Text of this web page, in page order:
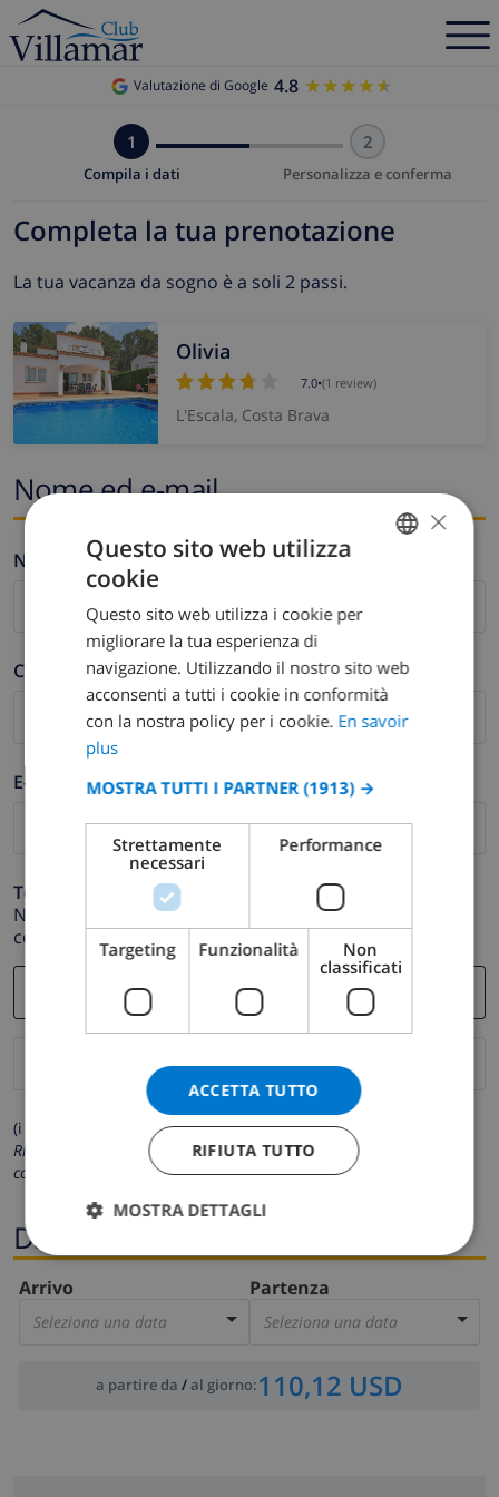
Valutazione di Google 4.8 ★★★★★
★★★★★
1
Compila i dati
2
Personalizza e conferma
Completa la tua prenotazione
La tua vacanza da sogno è a soli 2 passi.
Olivia
7.0•(1 review)
L'Escala, Costa Brava
Nome ed e-mail
Nome *
Cognome *
E-mail *
Telefono *
Nel caso in cui il tuo indirizzo email non funzioni
correttamente.
(i campi contrassegnati con * sono obbligatori)
Rispettiamo la tua privacy. I tuoi dati personali non saranno mai
condivisi con gli altri.
Date
Arrivo
Seleziona una data
Partenza
Seleziona una data
a partire da /al giorno:110,12 USD
DUTCH
SPANISH
GERMAN
DANISH
NORWEGIAN
×
Questo sito web utilizza
cookie
Questo sito web utilizza i cookie per
migliorare la tua esperienza di
navigazione. Utilizzando il nostro sito web
acconsenti a tutti i cookie in conformità
con la nostra policy per i cookie. En savoir
plus
MOSTRA TUTTI I PARTNER (1913) →
Strettamente
necessari
Performance
Targeting Funzionalità
Non
classificati
ACCETTA TUTTO
RIFIUTA TUTTO
MOSTRA DETTAGLI